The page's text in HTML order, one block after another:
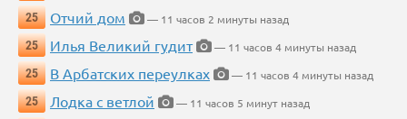
25
Отчий дом
— 11 часов 2 минуты назад
25
Илья Великий гудит
— 11 часов 4 минуты назад
25
В Арбатских переулках
— 11 часов 4 минуты назад
25
Лодка с ветлой
— 11 часов 5 минут назад